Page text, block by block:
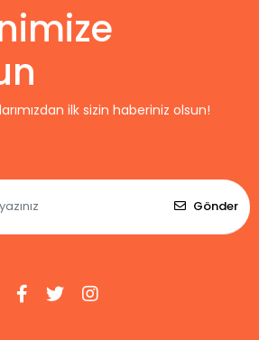
ilk sizin haberiniz olsun!
Gönder